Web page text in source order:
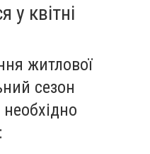
у квітні
житлової
сезон
: